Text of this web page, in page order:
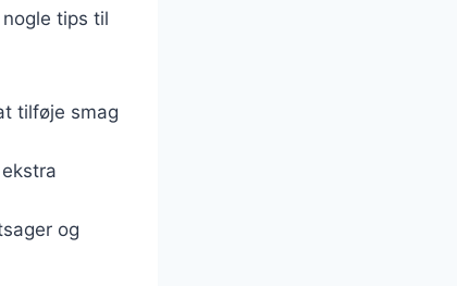
tips til
tilføje smag
og